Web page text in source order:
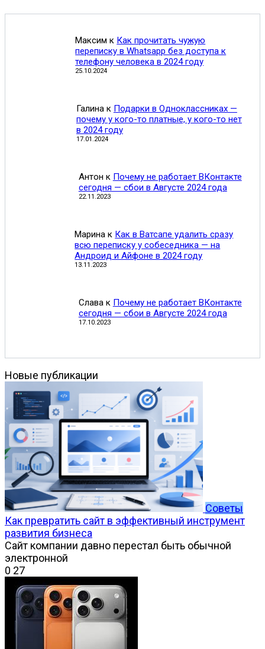
Максим к Как прочитать чужую
переписку в Whatsapp без доступа к
телефону человека в 2024 году
25.10.2024
Галинак Подарки в Одноклассниках —
почему у кого-то платные, у кого-то нет
в 2024 году
17.01.2024
Антон к Почему не работает ВКонтакте
сегодня — сбои в Августе 2024 года
22.11.2023
Марина к Как в Ватсапе удалить сразу
всю переписку у собеседника — на
Андроид и Айфоне в 2024 году
13.11.2023
Славак Почему не работает ВКонтакте
сегодня — сбои в Августе 2024 года
17.10.2023
Новые публикации
Советы
Как превратить сайт в эффективный инструмент
развития бизнеса
Сайт компании давно перестал быть обычной
электронной
0 27